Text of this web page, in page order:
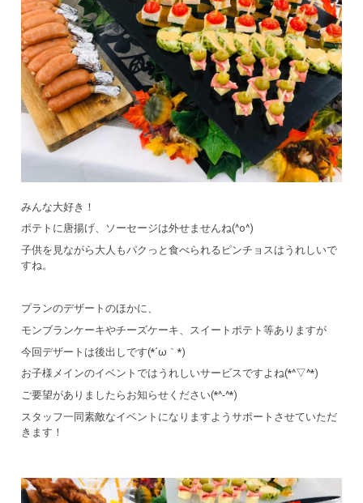
みんな大好き！
ポテトに唐揚げ、ソーセージは外せませんね(^o^)
子供を見ながら大人もパクっと食べられるピンチョスはうれしいで
すね。
プランのデザートのほかに、
モンブランケーキやチーズケーキ、スイートポテト等ありますが
今回デザートは後出しです(*´ω｀*)
お子様メインのイベントではうれしいサービスですよね(*^▽^*)
ご要望がありましたらお知らせください(*^-^*)
スタッフ一同素敵なイベントになりますようサポートさせていただ
きます！